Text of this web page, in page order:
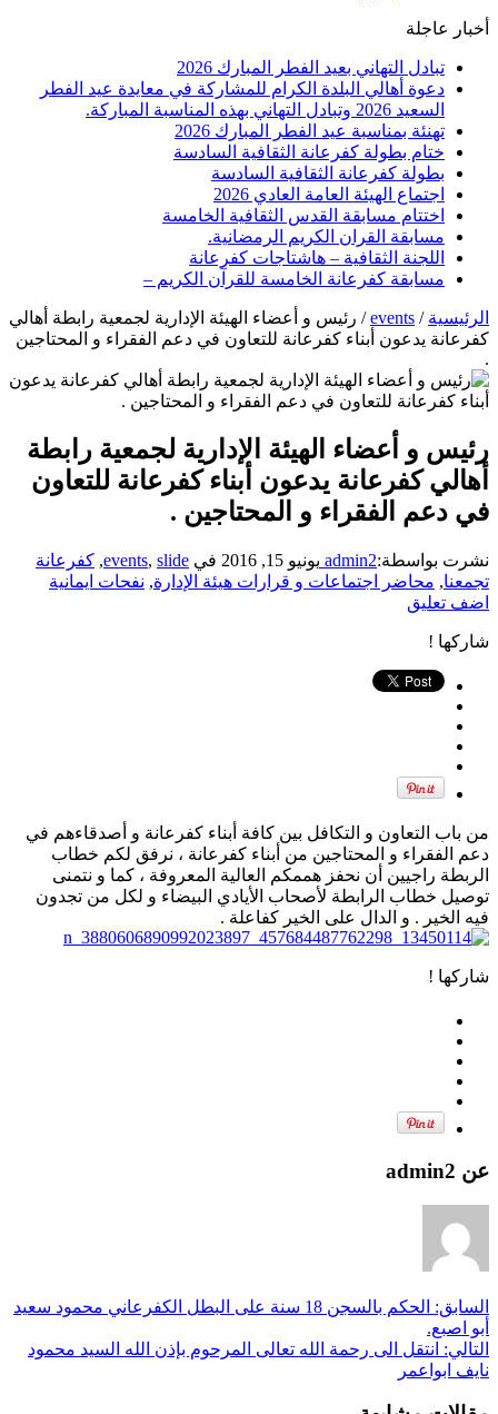
أخبار عاجلة
تبادل التهاني بعيد الفطر المبارك 2026
دعوة أهالي البلدة الكرام للمشاركة في معايدة عيد الفطر
السعيد 2026 وتبادل التهاني بهذه المناسبة المباركة.
تهنئة بمناسبة عيد الفطر المبارك 2026
ختام بطولة كفرعانة الثقافية السادسة
بطولة كفرعانة الثقافية السادسة
اجتماع الهيئة العامة العادي 2026
اختتام مسابقة القدس الثقافية الخامسة
مسابقة القران الكريم الرمضانية.
اللجنة الثقافية – هاشتاجات كفرعانة
مسابقة كفرعانة الخامسة للقرآن الكريم –
الرئيسية /
events
/ رئيس و أعضاء الهيئة الإدارية لجمعية رابطة أهالي
كفرعانة يدعون أبناء كفرعانة للتعاون في دعم الفقراء و المحتاجين
.
رئيس و أعضاء الهيئة الإدارية لجمعية رابطة
أهالي كفرعانة يدعون أبناء كفرعانة للتعاون
في دعم الفقراء و المحتاجين .
نشرت بواسطة:admin2 يونيو 15, 2016 في events, slide
, كفرعانة
تجمعنا, محاضر اجتماعات و قرارات هيئة الإدارة, نفحات ايمانية
اضف تعليق
شاركها !
من باب التعاون و التكافل بين كافة أبناء كفرعانة و أصدقاءهم في
دعم الفقراء و المحتاجين من أبناء كفرعانة ، نرفق لكم خطاب
الربطة راجيين أن نحفز هممكم العالية المعروفة ، كما و نتمنى
توصيل خطاب الرابطة لأصحاب الأيادي البيضاء و لكل من تجدون
فيه الخير . و الدال على الخير كفاعلة .
شاركها !
عن admin2
السابق:
الحكم بالسجن 18 سنة على البطل الكفرعاني محمود سعيد
أبو اصبع.
التالي: انتقل الى رحمة الله تعالى المرحوم بإذن الله السيد محمود
نايف ابواعمر